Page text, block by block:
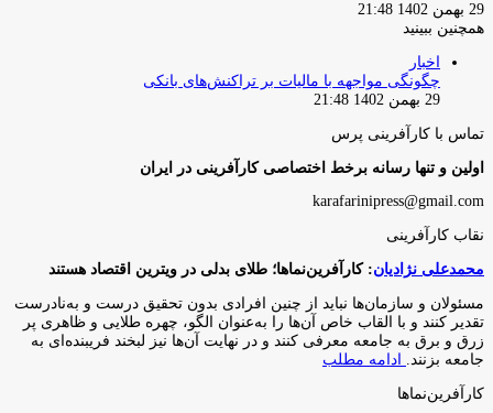
29 بهمن 1402 21:48
همچنین ببینید
اخبار
چگونگی مواجهه با مالیات بر تراکنش‌های بانکی
29 بهمن 1402 21:48
تماس با کارآفرینی پرس
اولین و تنها رسانه برخط اختصاصی کارآفرینی در ایران
karafarinipress@gmail.com
نقاب کارآفرینی
محمدعلی نژادیان: کارآفرین‌نماها؛ طلای بدلی در ویترین اقتصاد هستند
مسئولان و سازمان‌ها نباید از چنین افرادی بدون تحقیق درست و به‌نادرست
تقدیر کنند و با القاب خاص آ‌ن‌ها را به‌عنوان الگو، چهره طلایی و ظاهری پر
زرق و برق به جامعه معرفی کنند و در نهایت آن‌ها نیز لبخند فریبنده‌ای به
جامعه بزنند. ادامه مطلب
کارآفرین‌نماها